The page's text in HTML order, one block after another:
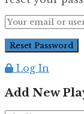
Log In
Add New